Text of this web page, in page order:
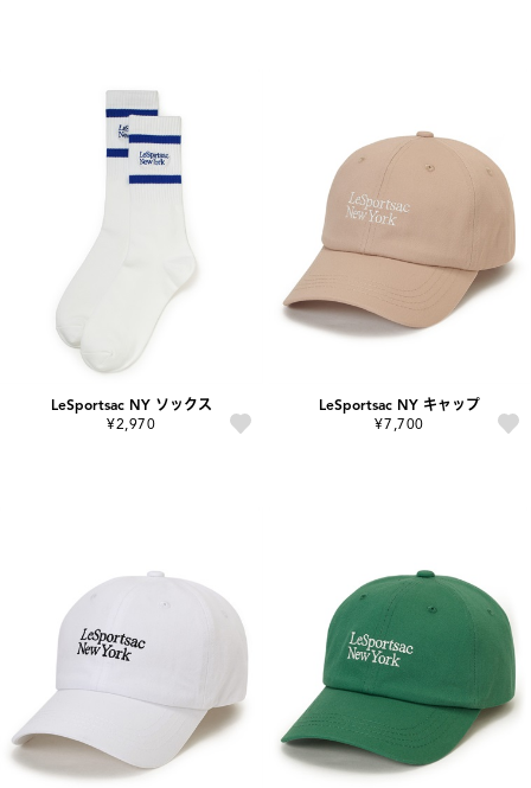
LeSportsac NY ソックス
¥2,970
LeSportsac NY キャップ
¥7,700